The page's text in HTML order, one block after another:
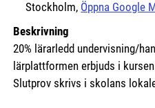
Stockholm, Öppna Google
Beskrivning
20% lärarledd undervisning/
lärplattformen erbjuds i
Slutprov skrivs i skolans